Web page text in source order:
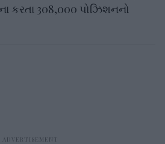
કરતા 308,000 પોઝિશનનો